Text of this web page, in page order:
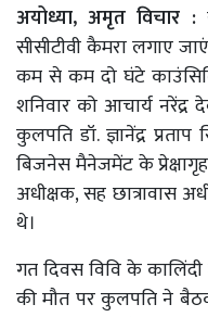
अयोध्या, अमृत विचार :
सीसीटीवी कैमरा लगाए
कम से कम दो घंटे
शनिवार को आचार्य नरेंद्र
कुलपति डॉ. ज्ञानेंद्र
बिजनेस मैनेजमेंट के प्रेक्षागृह
अधीक्षक, सह छात्रावास
थे।
गत दिवस विवि के कालिंदी
की मौत पर कुलपति ने